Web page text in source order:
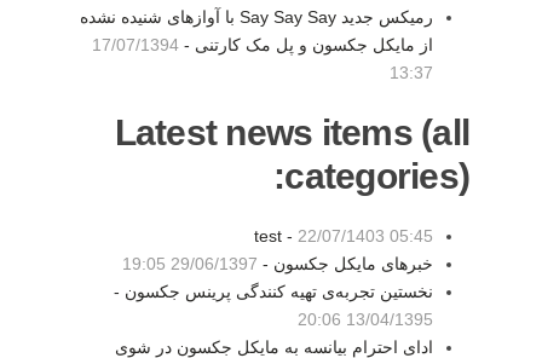
رمیکس جدید Say Say Say با آوازهای شنیده نشده
از مایکل جکسون و پل مک کارتنی - 17/07/1394
13:37
Latest news items (all
categories):
test - 22/07/1403 05:45
خبرهای مایکل جکسون - 29/06/1397 19:05
نخستین تجربه‌ی تهیه کنندگی پرینس جکسون -
13/04/1395 20:06
ادای احترام بیانسه به مایکل جکسون در شوی